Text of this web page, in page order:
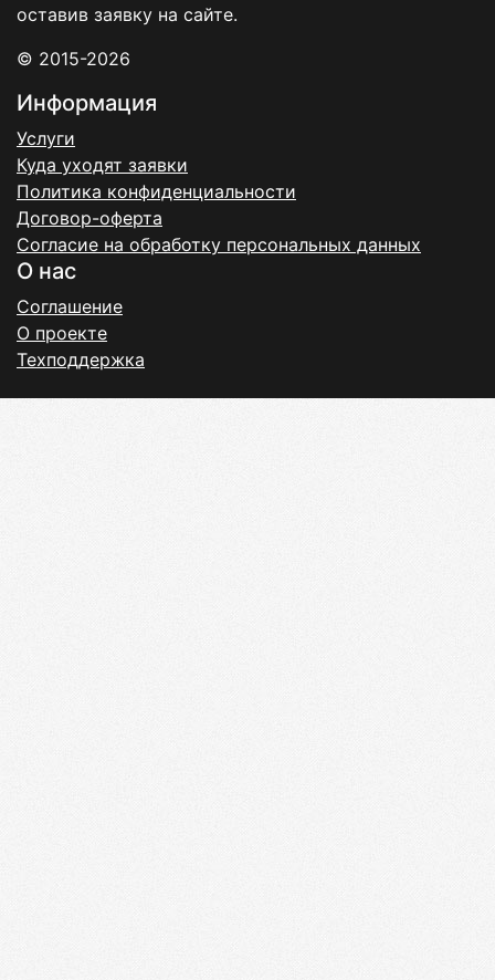
оставив заявку на сайте.
© 2015-2026
Информация
Услуги
Куда уходят заявки
Политика конфиденциальности
Договор-оферта
Согласие на обработку персональных данных
О нас
Соглашение
О проекте
Техподдержка